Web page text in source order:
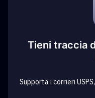
Tieni traccia
Supporta i corrieri